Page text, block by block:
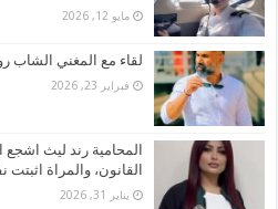
مايو 12, 2026
لقاء مع المغني الشاب
فبراير 23, 2026
المحامية رند ليث
القانون، والمراة
يناير 31, 2026